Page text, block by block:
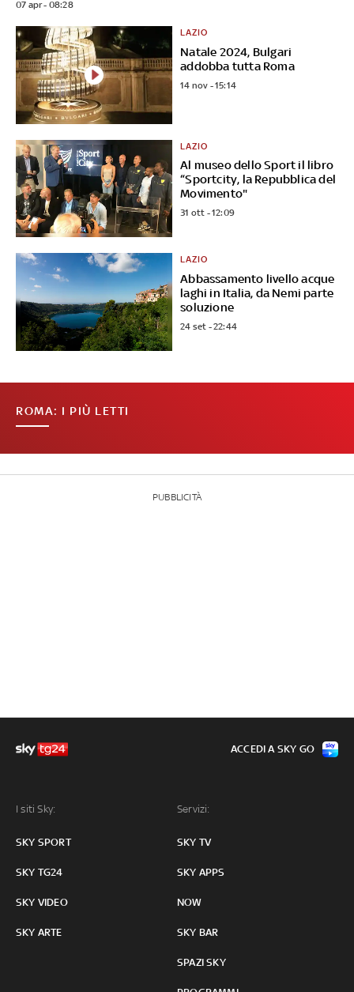
07 apr - 08:28
Natale 2024, Bulgari
addobba tutta Roma
LAZIO
14 nov - 15:14
Al museo dello Sport il libro
“Sportcity, la Repubblica del
Movimento"
LAZIO
31 ott - 12:09
Abbassamento livello acque
laghi in Italia, da Nemi parte
soluzione
LAZIO
24 set - 22:44
ROMA: I PIÙ LETTI
PUBBLICITÀ
I siti Sky:
SKY SPORT
SKY TG24
SKY VIDEO
SKY ARTE
Servizi:
SKY TV
SKY APPS
NOW
SKY BAR
SPAZI SKY
ACCEDI A SKY GO